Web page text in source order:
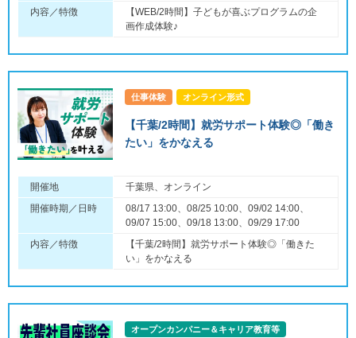
内容／特徴
【WEB/2時間】子どもが喜ぶプログラムの企
画作成体験♪
仕事体験 オンライン形式
【千葉/2時間】就労サポート体験◎「働き
たい」をかなえる
開催地
千葉県、オンライン
開催時期／日時
08/17 13:00、08/25 10:00、09/02 14:00、
09/07 15:00、09/18 13:00、09/29 17:00
内容／特徴
【千葉/2時間】就労サポート体験◎「働きた
い」をかなえる
オープンカンパニー＆キャリア教育等